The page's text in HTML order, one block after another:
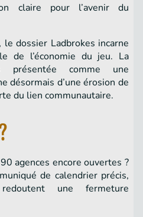
claire pour l’avenir du
dossier Ladbrokes incarne
de l’économie du jeu. La
présentée comme une
désormais d’une érosion de
du lien communautaire.
agences encore ouvertes ?
de calendrier précis,
une fermeture